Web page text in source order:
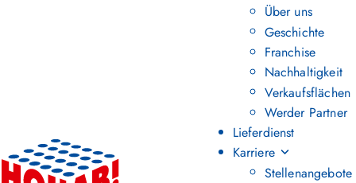
Über uns
Geschichte
Franchise
Nachhaltigkeit
Verkaufsflächen
Werder Partner
Lieferdienst
Karriere
Stellenangebote